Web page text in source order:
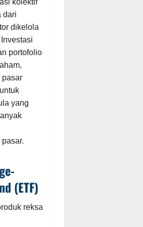
kolektif
dari
dikelola
portofolio
pasar
yang
(ETF)
reksa